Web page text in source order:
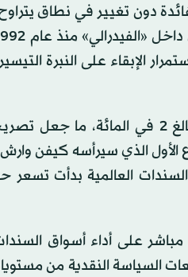
بشدة على استمرار الإبقاء على
ويرى هؤلاء أن التضخم لا يزال بعيداً جداً عن مستهدف
الأول الذي سيرأسه كيفن
العالمية بدأت تسعر
على أداء أسواق